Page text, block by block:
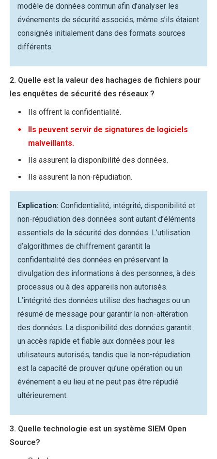
modèle de données commun afin d’analyser les
événements de sécurité associés, même s’ils étaient
consignés initialement dans des formats sources
différents.
2. Quelle est la valeur des hachages de fichiers pour
les enquêtes de sécurité des réseaux ?
Ils offrent la confidentialité.
Ils peuvent servir de signatures de logiciels
malveillants.
Ils assurent la disponibilité des données.
Ils assurent la non-répudiation.
Explication: Confidentialité, intégrité, disponibilité et
non-répudiation des données sont autant d’éléments
essentiels de la sécurité des données. L’utilisation
d’algorithmes de chiffrement garantit la
confidentialité des données en préservant la
divulgation des informations à des personnes, à des
processus ou à des appareils non autorisés.
L’intégrité des données utilise des hachages ou un
résumé de message pour garantir la non-altération
des données. La disponibilité des données garantit
un accès rapide et fiable aux données pour les
utilisateurs autorisés, tandis que la non-répudiation
est la capacité de prouver qu’une opération ou un
événement a eu lieu et ne peut pas être répudié
ultérieurement.
3. Quelle technologie est un système SIEM Open
Source?